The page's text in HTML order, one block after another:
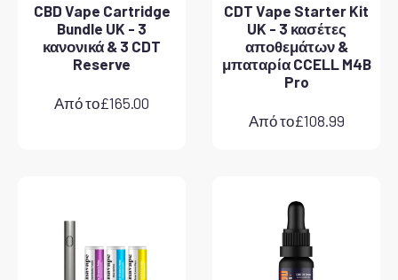
CBD Vape Cartridge
Bundle UK - 3
κανονικά & 3 CDT
Reserve
Από το£165.00
CDT Vape Starter Kit
UK - 3 κασέτες
αποθεμάτων &
μπαταρία CCELL M4B
Pro
Από το£108.99